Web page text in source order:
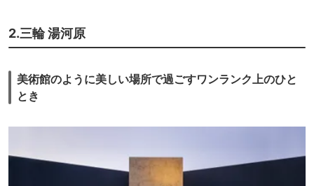
2.三輪 湯河原
美術館のように美しい場所で過ごすワンランク上のひと
とき